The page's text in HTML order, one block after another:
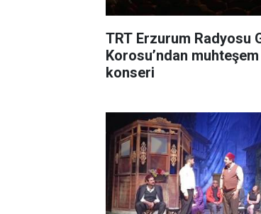
TRT Erzurum Radyosu
Korosu’ndan muhteşem
konseri